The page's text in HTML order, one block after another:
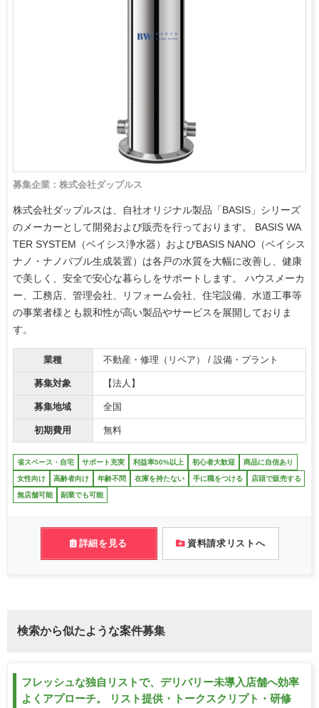
募集企業：株式会社ダップルス
株式会社ダップルスは、自社オリジナル製品「BASIS」シリーズ
のメーカーとして開発および販売を行っております。 BASIS WA
TER SYSTEM（ベイシス浄水器）およびBASIS NANO（ベイシス
ナノ・ナノバブル生成装置）は各戸の水質を大幅に改善し、健康
で美しく、安全で安心な暮らしをサポートします。 ハウスメーカ
ー、工務店、管理会社、リフォーム会社、住宅設備、水道工事等
の事業者様とも親和性が高い製品やサービスを展開しておりま
す。
業種 不動産・修理（リペア） / 設備・プラント
募集対象 【法人】
募集地域 全国
初期費用 無料
省スペース・自宅 サポート充実 利益率50%以上 初心者大歓迎 商品に自信あり
女性向け 高齢者向け 年齢不問 在庫を持たない 手に職をつける 店頭で販売する
無店舗可能 副業でも可能
詳細を見る 資料請求リストへ
検索から似たような案件募集
フレッシュな独自リストで、デリバリー未導入店舗へ効率
よくアプローチ。 リスト提供・トークスクリプト・研修